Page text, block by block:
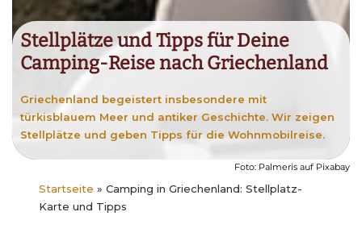
Stellplätze und Tipps für Deine
Camping-Reise nach Griechenland
Griechenland begeistert insbesondere mit
türkisblauem Meer und antiker Geschichte. Wir zeigen
Stellplätze und geben Tipps für die Wohnmobilreise.
Foto: Palmeris auf Pixabay
Startseite » Camping in Griechenland: Stellplatz-
Karte und Tipps